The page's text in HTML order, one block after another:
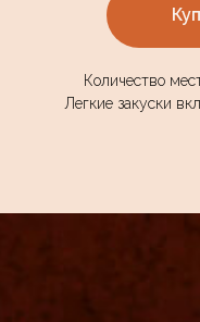
Количество
Легкие закуски